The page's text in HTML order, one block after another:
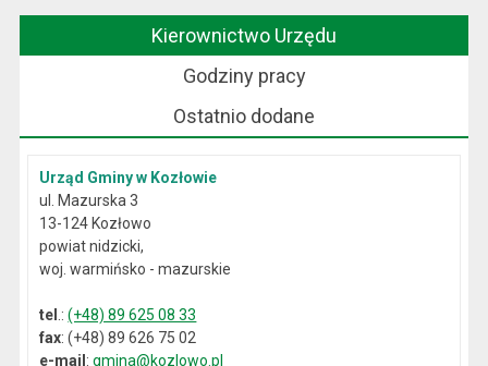
Kierownictwo Urzędu
Godziny pracy
Ostatnio dodane
Urząd Gminy w Kozłowie
ul. Mazurska 3
13-124 Kozłowo
powiat nidzicki,
woj. warmińsko - mazurskie
tel .:(+48) 89 625 08 33
fax: (+48) 89 626 75 02
e-mail:gmina@kozlowo.pl